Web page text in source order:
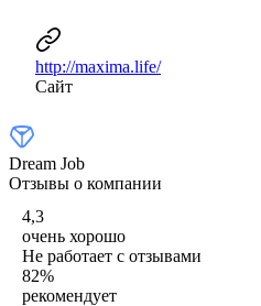
http://maxima.life/
Сайт
Dream Job
Отзывы о компании
4,3
очень хорошо
Не работает с отзывами
82%
рекомендует